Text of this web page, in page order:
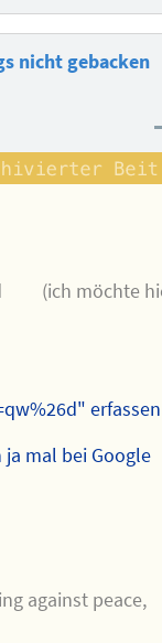
nicht gebacken
(ich möchte
mal bei Google
against peace,